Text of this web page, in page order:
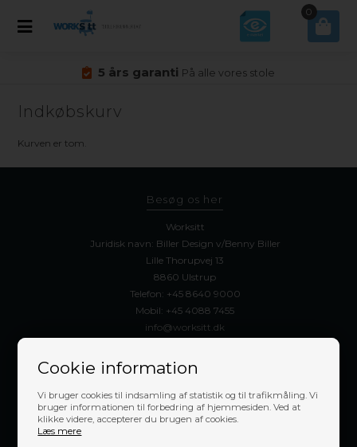
Cookie information
Vi bruger cookies til indsamling af statistik og til trafikmåling. Vi
bruger informationen til forbedring af hjemmesiden. Ved at
klikke videre, accepterer du brugen af cookies.
Læs mere
0
5 års garanti På alle vores stole
Indkøbskurv
Kurven er tom.
Besøg os her
Worksitt
Juridisk navn: Biller Design v/Benny Biller
Lille Thorupvej 13
8860 Ulstrup
Telefon: +45 8640 9000
Mobil: +45 4088 7455
info@worksitt.dk
CVR: 48826814